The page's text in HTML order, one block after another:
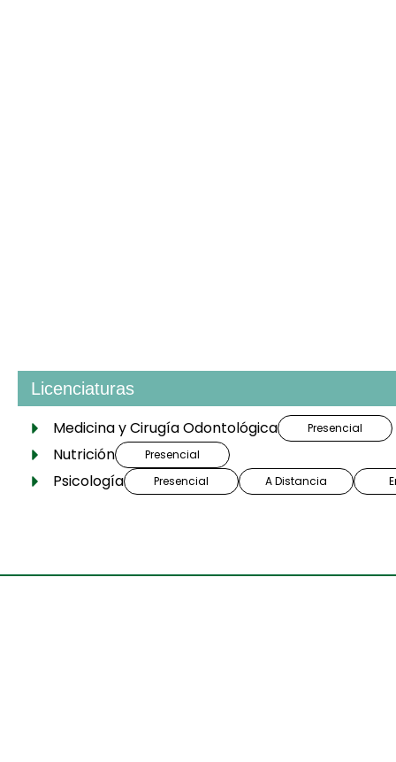
Licenciaturas
Medicina y Cirugía Odontológica Presencial
Nutrición Presencial
Psicología Presencial A Distancia